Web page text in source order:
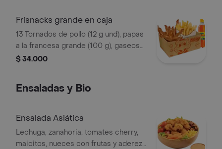
Frisnacks grande en caja
13 Tornados de pollo (12 g und), papas
a la francesa grande (100 g), gaseosa
(470 ml)
$ 34.000
Ensaladas y Bio
Ensalada Asiática
Lechuga, zanahoria, tomates cherry,
maicitos, nueces con frutas y aderezo